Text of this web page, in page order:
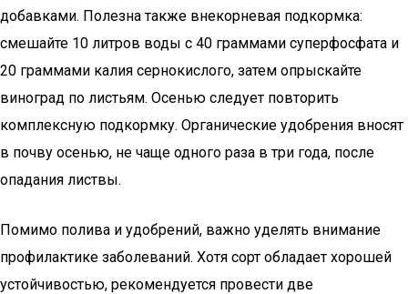
добавками. Полезна также внекорневая подкормка:
смешайте 10 литров воды с 40 граммами суперфосфата и
20 граммами калия сернокислого, затем опрыскайте
виноград по листьям. Осенью следует повторить
комплексную подкормку. Органические удобрения вносят
в почву осенью, не чаще одного раза в три года, после
опадания листвы.
Помимо полива и удобрений, важно уделять внимание
профилактике заболеваний. Хотя сорт обладает хорошей
устойчивостью, рекомендуется провести две